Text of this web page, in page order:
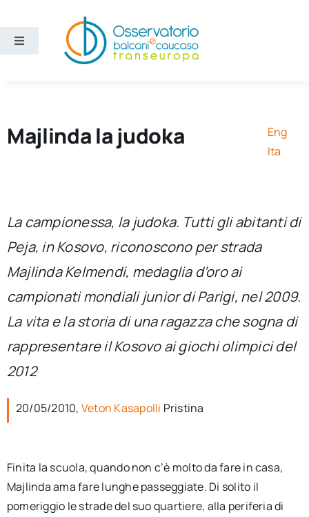
contenuto
Toggle
Chi siamo
Cerca
per:
Newsletter
Ita
Majlinda la judoka
Eng
Ita
La campionessa, la judoka. Tutti gli abitanti di
Peja, in Kosovo, riconoscono per strada
Majlinda Kelmendi, medaglia d’oro ai
campionati mondiali junior di Parigi, nel 2009.
La vita e la storia di una ragazza che sogna di
rappresentare il Kosovo ai giochi olimpici del
2012
20/05/2010, Veton Kasapolli Pristina
Finita la scuola, quando non c’è molto da fare in casa,
Majlinda ama fare lunghe passeggiate. Di solito il
pomeriggio le strade del suo quartiere, alla periferia di